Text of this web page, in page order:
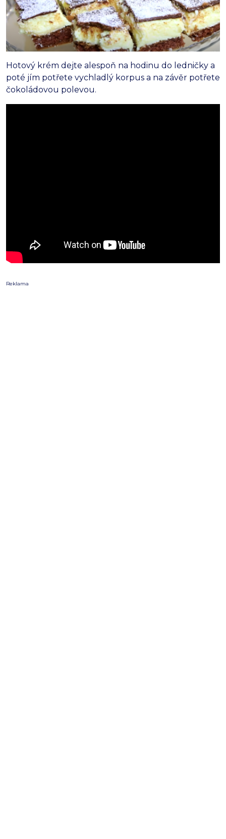
Hotový krém dejte alespoň na hodinu do ledničky a
poté jím potřete vychladlý korpus a na závěr potřete
čokoládovou polevou.
Reklama